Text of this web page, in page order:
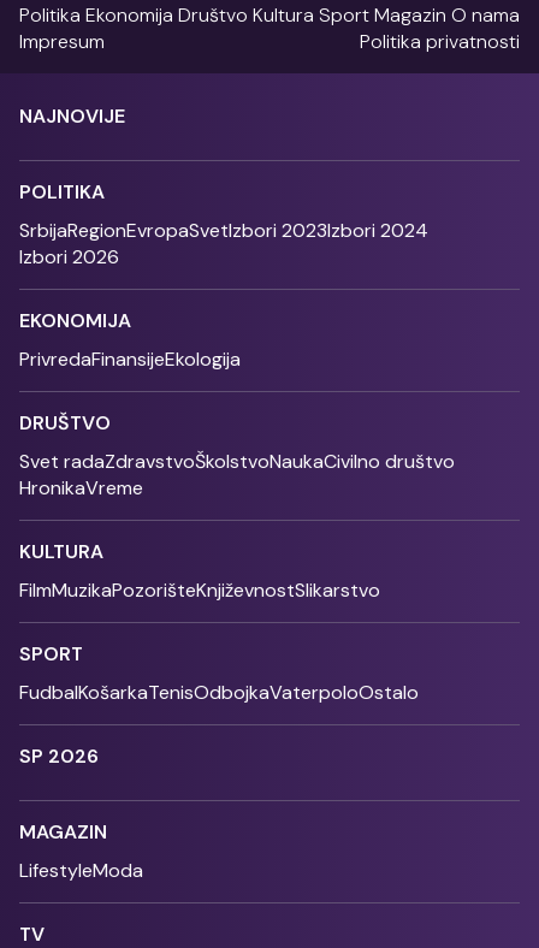
Politika Ekonomija Društvo Kultura SportMagazin O nama
Impresum
Politika privatnosti
NAJNOVIJE
POLITIKA
SrbijaRegionEvropaSvetIzbori 2023Izbori 2024
Izbori 2026
EKONOMIJA
PrivredaFinansijeEkologija
DRUŠTVO
Svet radaZdravstvoŠkolstvoNaukaCivilno društvo
HronikaVreme
KULTURA
FilmMuzikaPozorišteKnjiževnostSlikarstvo
SPORT
FudbalKošarkaTenisOdbojkaVaterpoloOstalo
SP 2026
MAGAZIN
LifestyleModa
TV